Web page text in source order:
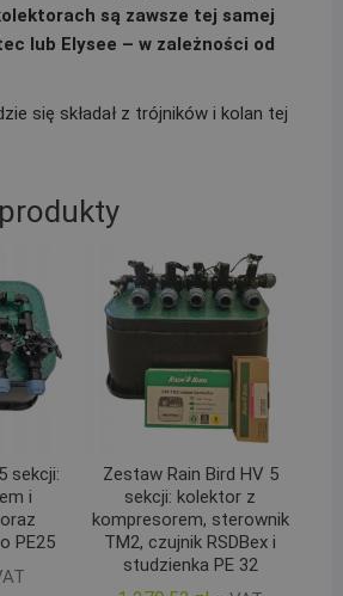
są zawsze tej samej
lub Elysee – w zależności od
się składał z trójników i kolan tej
sekcji:
i
PE25
Zestaw Rain Bird HV 5
sekcji: kolektor z
kompresorem, sterownik
TM2, czujnik RSDBex i
studzienka PE 32